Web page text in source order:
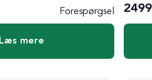
Forespørgsel
Læs mere